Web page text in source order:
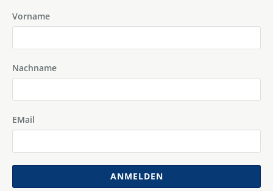
Vorname
Nachname
EMail
ANMELDEN